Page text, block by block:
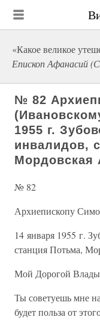
«Какое великое
Епископ Афанасий
№ 82
1955 г.
инвалидов,
Мордовская
№ 82
Архиепископу
14 января 1955 г.
станция Потьма,
Мой Дорогой
Ты советуешь мне
будет польза от